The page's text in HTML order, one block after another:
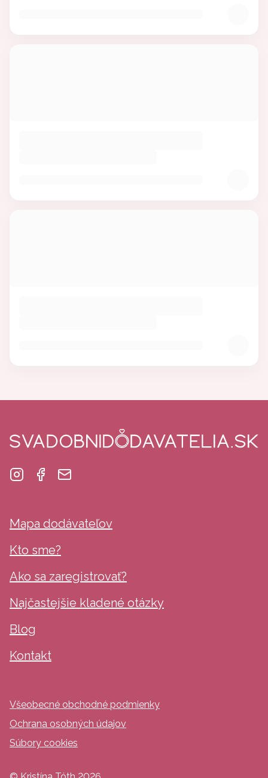
Mapa dodávateľov
Kto sme?
Ako sa zaregistrovať?
Najčastejšie kladené otázky
Blog
Kontakt
Všeobecné obchodné podmienky
Ochrana osobných údajov
Súbory cookies